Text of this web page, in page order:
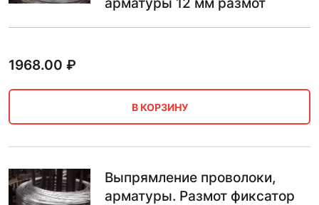
1968.00 ₽
В КОРЗИНУ
Выпрямление проволоки,
арматуры. Размот фиксатор